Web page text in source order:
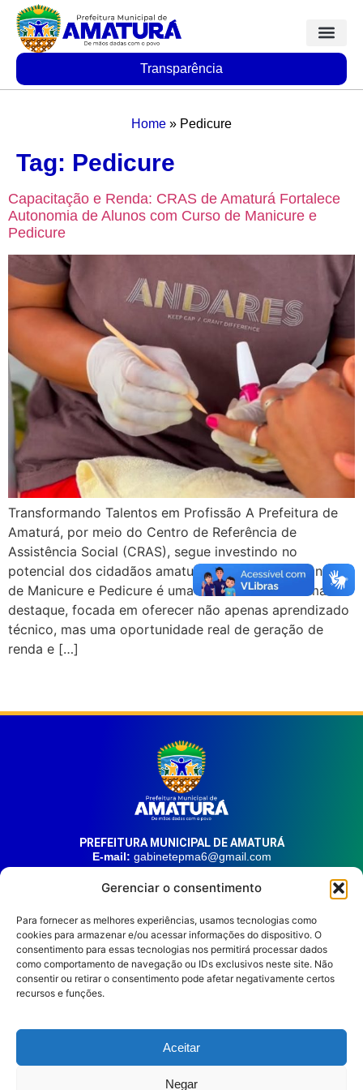
Gerenciar o consentimento
Para fornecer as melhores experiências, usamos tecnologias como
cookies para armazenar e/ou acessar informações do dispositivo. O
consentimento para essas tecnologias nos permitirá processar dados
como comportamento de navegação ou IDs exclusivos neste site. Não
consentir ou retirar o consentimento pode afetar negativamente certos
recursos e funções.
Aceitar
Negar
Transparência
Home » Pedicure
Tag: Pedicure
Capacitação e Renda: CRAS de Amaturá Fortalece
Autonomia de Alunos com Curso de Manicure e
Pedicure
Transformando Talentos em Profissão A Prefeitura de
Amaturá, por meio do Centro de Referência de
Assistência Social (CRAS), segue investindo no
potencial dos cidadãos amaturaenses. O curso contínuo
de Manicure e Pedicure é uma das iniciativas de maior
destaque, focada em oferecer não apenas aprendizado
técnico, mas uma oportunidade real de geração de
renda e […]
PREFEITURA MUNICIPAL DE AMATURÁ
E-mail: gabinetepma6@gmail.com
Av. 21 de Junho, n° 1746, Centro | Amaturá – AM
HORÁRIO DE ATENDIMENTO
Segunda à sexta, das 08:00 às 14:00.